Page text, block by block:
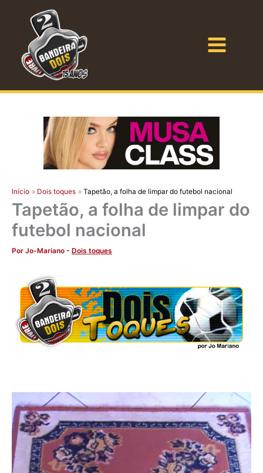
conteúdo
Início Dois toques Tapetão, a folha de limpar do futebol nacional
Tapetão, a folha de limpar do
futebol nacional
Por Jo-Mariano - Dois toques